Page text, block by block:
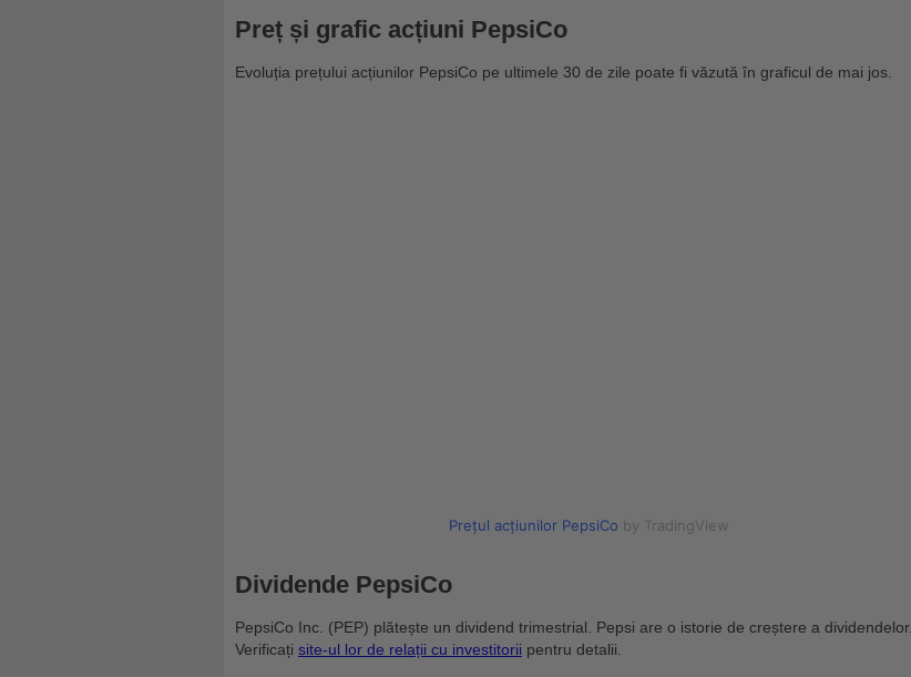
Preț și grafic acțiuni PepsiCo
Evoluția prețului acțiunilor PepsiCo pe ultimele 30 de zile poate fi văzută în graficul de mai jos.
Prețul acțiunilor PepsiCo by TradingView
Dividende PepsiCo
PepsiCo Inc. (PEP) plătește un dividend trimestrial. Pepsi are o istorie de creștere a dividendelor.
Verificați site-ul lor de relații cu investitorii pentru detalii.